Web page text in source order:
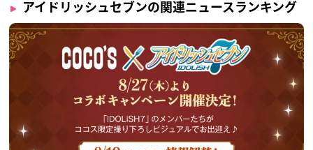
アイドリッシュセブンの関連ニュースランキング